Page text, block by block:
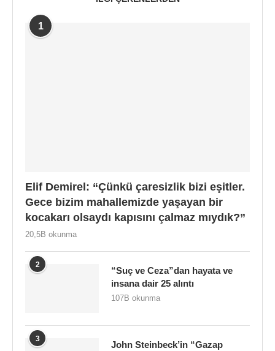
1
Elif Demirel: “Çünkü çaresizlik bizi eşitler.
Gece bizim mahallemizde yaşayan bir
kocakarı olsaydı kapısını çalmaz mıydık?”
20,5B okunma
2
“Suç ve Ceza”dan hayata ve
insana dair 25 alıntı
107B okunma
3
John Steinbeck’in “Gazap